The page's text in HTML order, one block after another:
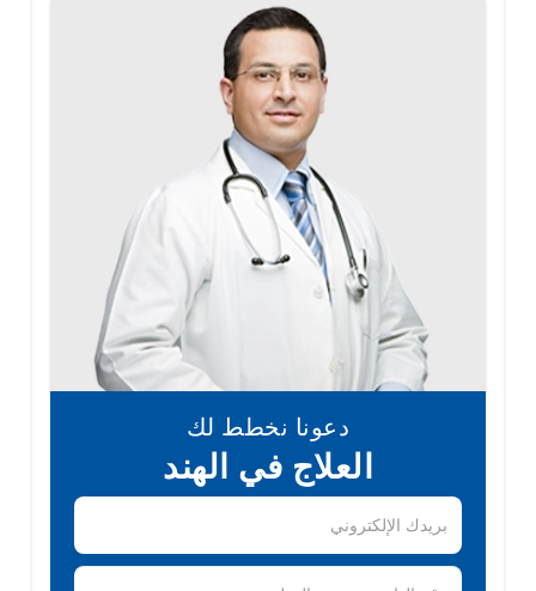
دعونا نخطط لك
العلاج في الهند